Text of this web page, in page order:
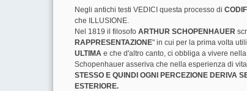
Negli antichi testi VEDICI questa processo di
che ILLUSIONE.
Nel 1819 il filosofo ARTHUR SCHOPENHAUER
RAPPRESENTAZIONE" in cui per la prima volta
ULTIMA e che d'altro canto, ci obbliga a vivere
Schopenhauer asseriva che nella esperienza di
STESSO E QUINDI OGNI PERCEZIONE DERIVA
ESTERIORE.